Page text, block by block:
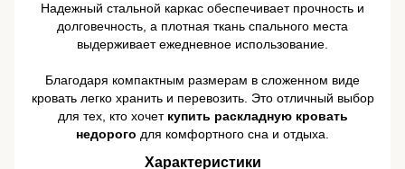
Надежный стальной каркас обеспечивает прочность и
долговечность, а плотная ткань спального места
выдерживает ежедневное использование.
Благодаря компактным размерам в сложенном виде
кровать легко хранить и перевозить. Это отличный выбор
для тех, кто хочет купить раскладную кровать
недорого для комфортного сна и отдыха.
Характеристики